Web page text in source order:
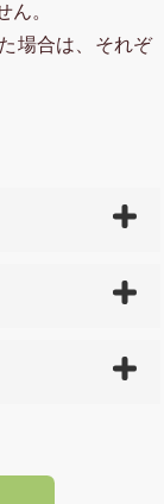
。
場合は、それぞ
下全域に点在
らの
全国送
じている場合
後で、商品を